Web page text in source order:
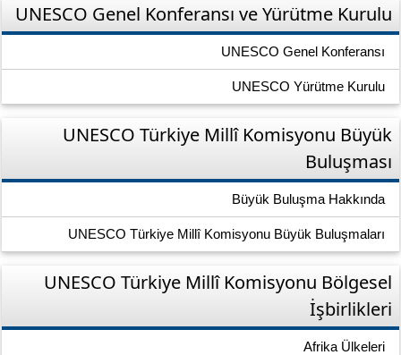
UNESCO Genel Konferansı ve Yürütme Kurulu
UNESCO Genel Konferansı
UNESCO Yürütme Kurulu
UNESCO Türkiye Millî Komisyonu Büyük
Buluşması
Büyük Buluşma Hakkında
UNESCO Türkiye Millî Komisyonu Büyük Buluşmaları
UNESCO Türkiye Millî Komisyonu Bölgesel
İşbirlikleri
Afrika Ülkeleri